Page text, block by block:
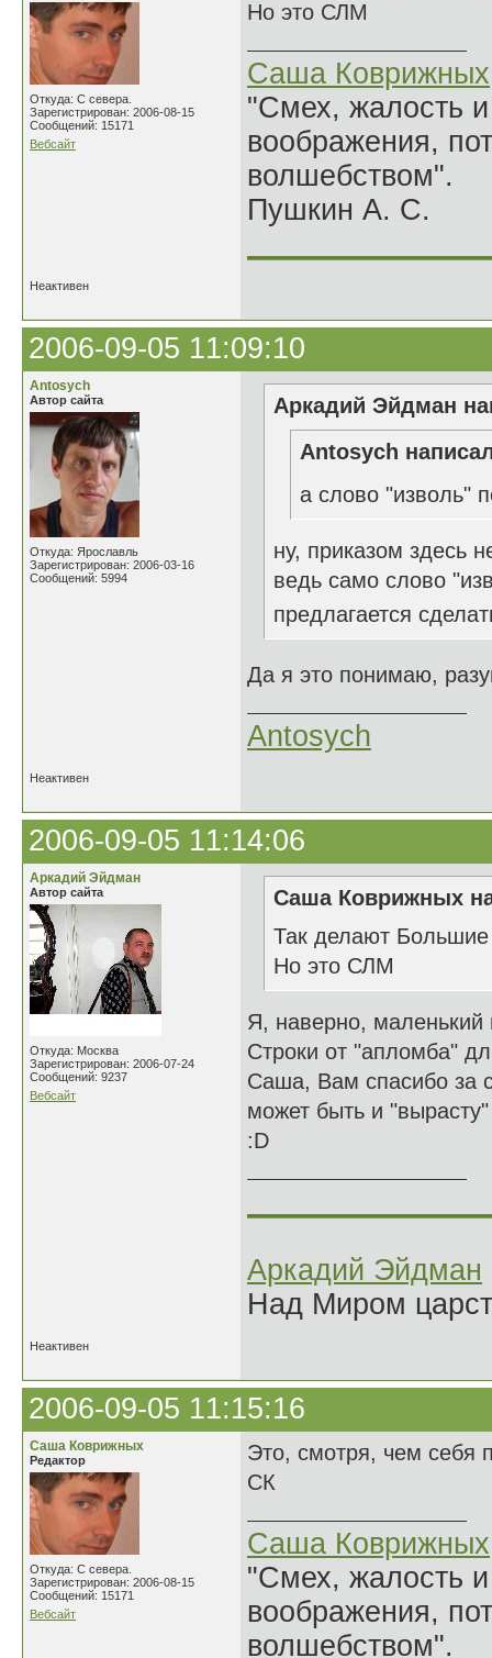
Откуда: С севера.
Зарегистрирован: 2006-08-15
Сообщений: 15171
Вебсайт
Но это СЛМ
Саша Коврижных
"Смех, жалость
воображения,
волшебством".
Пушкин А. С.
Неактивен
2006-09-05 11:09:10
Antosych
Автор сайта
Откуда: Ярославль
Зарегистрирован: 2006-03-16
Сообщений: 5994
Аркадий Эйдман
Antosych
а слово "изволь"
ну, приказом здесь
ведь само слово
предлагается
Да я это понимаю,
Antosych
Неактивен
2006-09-05 11:14:06
Аркадий Эйдман
Автор сайта
Откуда: Москва
Зарегистрирован: 2006-07-24
Сообщений: 9237
Вебсайт
Саша Коврижных
Так делают
Но это СЛМ
Я, наверно, маленький
Строки от "апломба"
Саша, Вам спасибо за
может быть и "вырасту"
:D
Аркадий Эйдман
Над Миром
Неактивен
2006-09-05 11:15:16
Саша Коврижных
Редактор
Откуда: С севера.
Зарегистрирован: 2006-08-15
Сообщений: 15171
Вебсайт
Это, смотря, чем себя
СК
Саша Коврижных
"Смех, жалость
воображения,
волшебством".